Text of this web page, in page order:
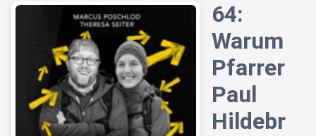
64:
Warum
Pfarrer
Paul
Hildebr